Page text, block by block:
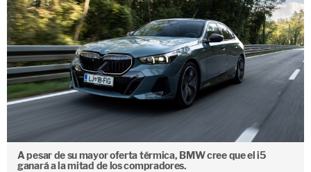
A pesar de su mayor oferta térmica, BMW cree que el i5
ganará a la mitad de los compradores.